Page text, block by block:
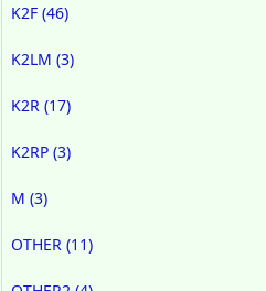
K2F (46)
K2LM (3)
K2R (17)
K2RP (3)
M (3)
OTHER (11)